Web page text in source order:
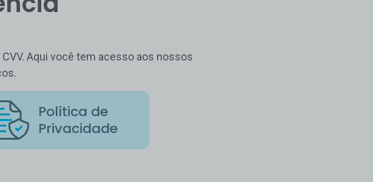
Aqui você tem acesso aos nossos
Política de
Privacidade